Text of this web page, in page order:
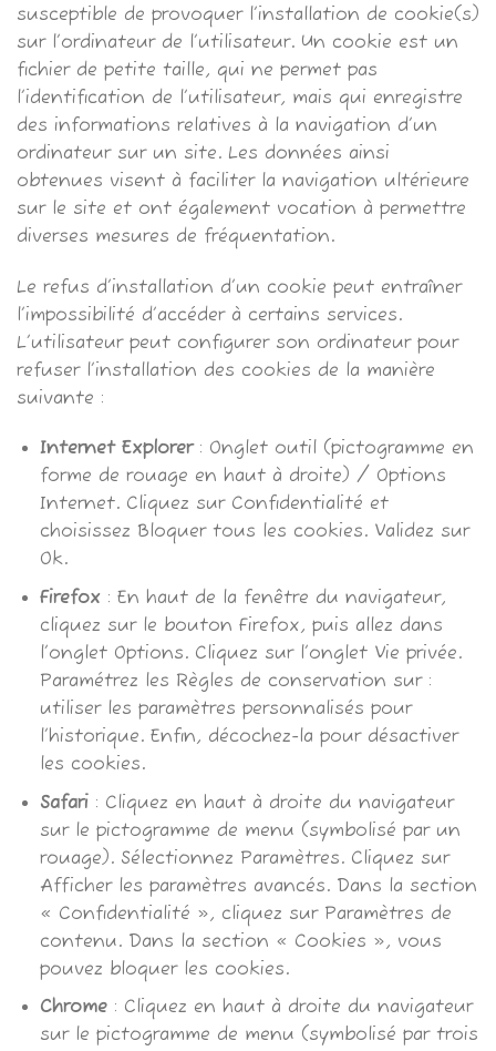
susceptible de provoquer l’installation de cookie(s)
sur l’ordinateur de l’utilisateur. Un cookie est un
fichier de petite taille, qui ne permet pas
l’identification de l’utilisateur, mais qui enregistre
des informations relatives à la navigation d’un
ordinateur sur un site. Les données ainsi
obtenues visent à faciliter la navigation ultérieure
sur le site et ont également vocation à permettre
diverses mesures de fréquentation.
Le refus d’installation d’un cookie peut entraîner
l’impossibilité d’accéder à certains services.
L’utilisateur peut configurer son ordinateur pour
refuser l’installation des cookies de la manière
suivante :
Internet Explorer: Onglet outil (pictogramme en
forme de rouage en haut à droite) / Options
Internet. Cliquez sur Confidentialité et
choisissez Bloquer tous les cookies. Validez sur
Ok.
Firefox: En haut de la fenêtre du navigateur,
cliquez sur le bouton Firefox, puis allez dans
l’onglet Options. Cliquez sur l’onglet Vie privée.
Paramétrez les Règles de conservation sur :
utiliser les paramètres personnalisés pour
l’historique. Enfin, décochez-la pour désactiver
les cookies.
Safari : Cliquez en haut à droite du navigateur
sur le pictogramme de menu (symbolisé par un
rouage). Sélectionnez Paramètres. Cliquez sur
Afficher les paramètres avancés. Dans la section
« Confidentialité », cliquez sur Paramètres de
contenu. Dans la section « Cookies », vous
pouvez bloquer les cookies.
Chrome: Cliquez en haut à droite du navigateur
sur le pictogramme de menu (symbolisé par trois